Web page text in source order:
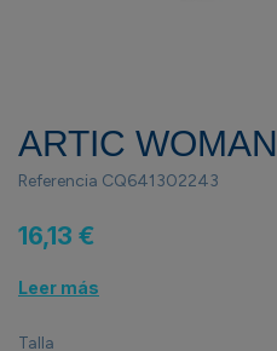
ARTIC WOMAN
Referencia CQ641302243
16,13 €
Leer más
Talla